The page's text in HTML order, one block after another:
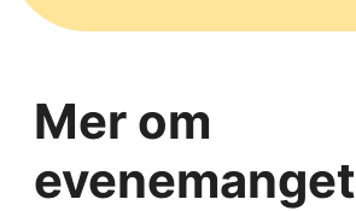
Mer om
evenemanget